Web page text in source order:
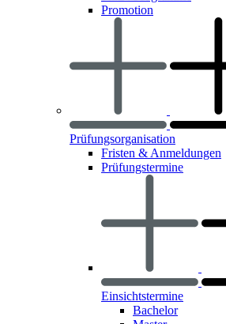
Promotion
Prüfungsorganisation
Fristen & Anmeldungen
Prüfungstermine
Einsichtstermine
Bachelor